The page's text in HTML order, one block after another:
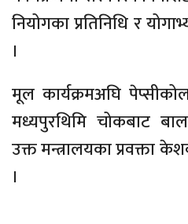
नियोगका प्रतिनिधि र
।
मूल कार्यक्रमअघि
मध्यपुरथिमि चोकबाट
उक्त मन्त्रालयका प्रवक्ता
।